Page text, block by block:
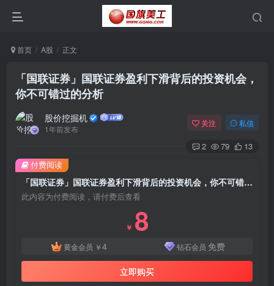
首页 A股 正文
「国联证券」国联证券盈利下滑背后的投资机会，
你不可错过的分析
股价挖掘机
1年前发布
关注 私信
2 79 13
「国联证券」国联证券盈利下滑背后的投资机会，你不可错过的分析
此内容为付费阅读，请付费后查看
￥ 8
黄金会员 ￥4 钻石会员 免费
立即购买
付费阅读